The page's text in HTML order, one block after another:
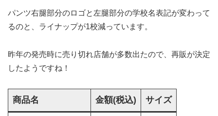
パンツ右腿部分のロゴと左腿部分の学校名表記が変わって
るのと、ライナップが1校減っています。
昨年の発売時に売り切れ店舗が多数出たので、再販が決定
したようですね！
商品名 金額(税込) サイズ